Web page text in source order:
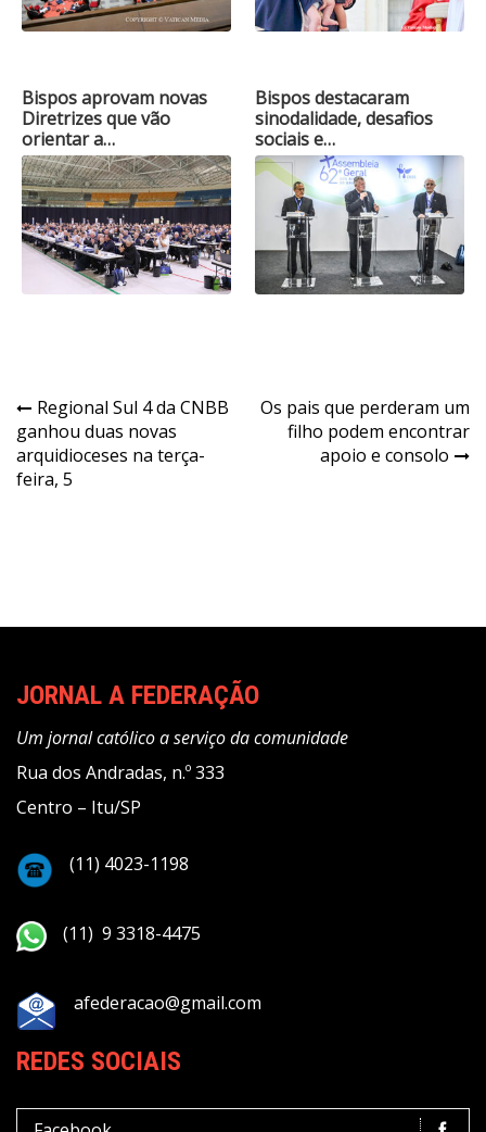
Bispos aprovam novas
Diretrizes que vão
orientar a…
Bispos destacaram
sinodalidade, desafios
sociais e…
Navegação
de
Post
Regional Sul 4 da CNBB
ganhou duas novas
arquidioceses na terça-
feira, 5
Os pais que perderam um
filho podem encontrar
apoio e consolo
JORNAL A FEDERAÇÃO
Um jornal católico a serviço da comunidade
Rua dos Andradas, n.º 333
Centro – Itu/SP
(11) 4023-1198
(11) 9 3318-4475
afederacao@gmail.com
REDES SOCIAIS